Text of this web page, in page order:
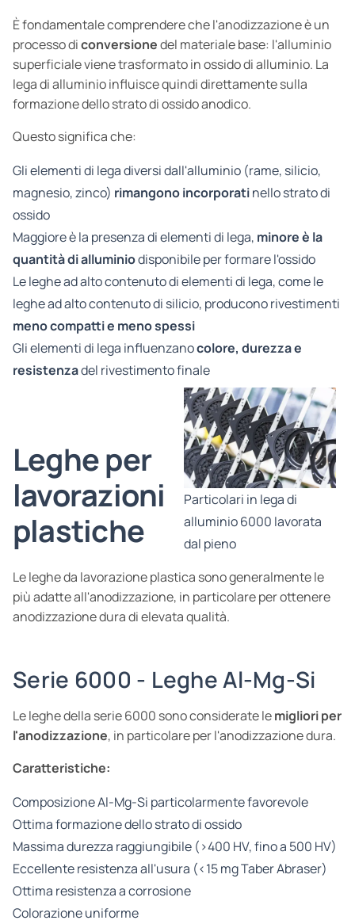
È fondamentale comprendere che l'anodizzazione è un
processo diconversionedel materiale base: l'alluminio
superficiale viene trasformato in ossido di alluminio. La
lega di alluminio influisce quindi direttamente sulla
formazione dello strato di ossido anodico.
Questo significa che:
Gli elementi di lega diversi dall'alluminio (rame, silicio,
magnesio, zinco) rimangono incorporatinello strato di
ossido
Maggiore è la presenza di elementi di lega, minore è la
quantità di alluminiodisponibile per formare l'ossido
Le leghe ad alto contenuto di elementi di lega, come le
leghe ad alto contenuto di silicio, producono rivestimenti
meno compatti e meno spessi
Gli elementi di lega influenzanocolore, durezza e
resistenzadel rivestimento finale
Particolari in lega di
alluminio 6000 lavorata
dal pieno
Leghe per
lavorazioni
plastiche
Le leghe da lavorazione plastica sono generalmente le
più adatte all'anodizzazione, in particolare per ottenere
anodizzazione dura di elevata qualità.
Serie 6000 - Leghe Al-Mg-Si
Le leghe della serie 6000 sono considerate lemigliori per
l'anodizzazione, in particolare per l'anodizzazione dura.
Caratteristiche:
Composizione Al-Mg-Si particolarmente favorevole
Ottima formazione dello strato di ossido
Massima durezza raggiungibile (>400 HV, fino a 500 HV)
Eccellente resistenza all'usura (<15 mg Taber Abraser)
Ottima resistenza a corrosione
Colorazione uniforme